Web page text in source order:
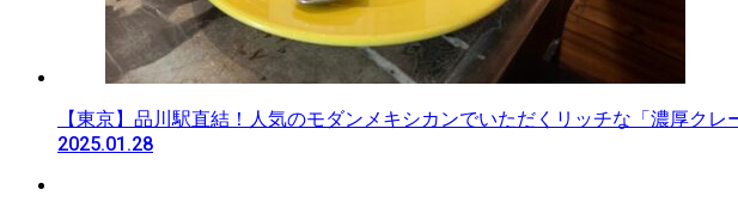
【東京】品川駅直結！人気のモダンメキシカンでいただくリッチな「濃厚クレ
2025.01.28